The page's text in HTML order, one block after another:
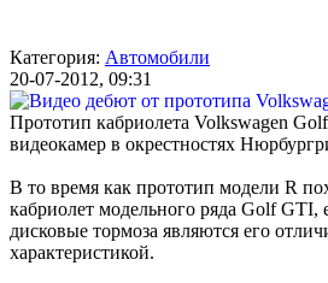
Категория: Автомобили
20-07-2012, 09:31
Прототип кабриолета Volkswagen
видеокамер в окрестностях
В то время как прототип модели R
кабриолет модельного ряда Golf GTI,
дисковые тормоза являются его
характеристикой.